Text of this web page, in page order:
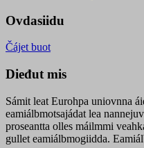
Ovdasiidu
Čájet buot
Dieđut mis
Sámit leat Eurohpa uniovnna
eamiálbmotsajádat lea
proseantta olles máilmmi
gullet eamiálbmogiidda.